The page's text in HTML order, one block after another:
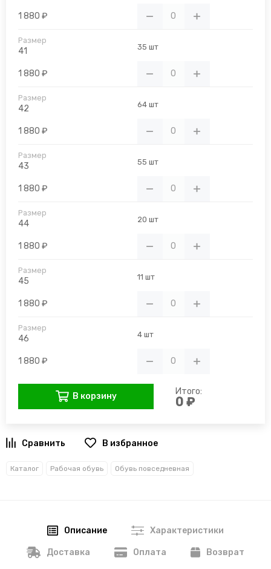
1 880 ₽
41 35 шт
1 880 ₽
42 64 шт
1 880 ₽
43 55 шт
1 880 ₽
44 20 шт
1 880 ₽
45 11 шт
1 880 ₽
46 4 шт
1 880 ₽
В корзину Итого:
0 ₽
В избранное
Каталог Рабочая обувь Обувь повседневная
Описание Характеристики
Доставка Оплата Возврат